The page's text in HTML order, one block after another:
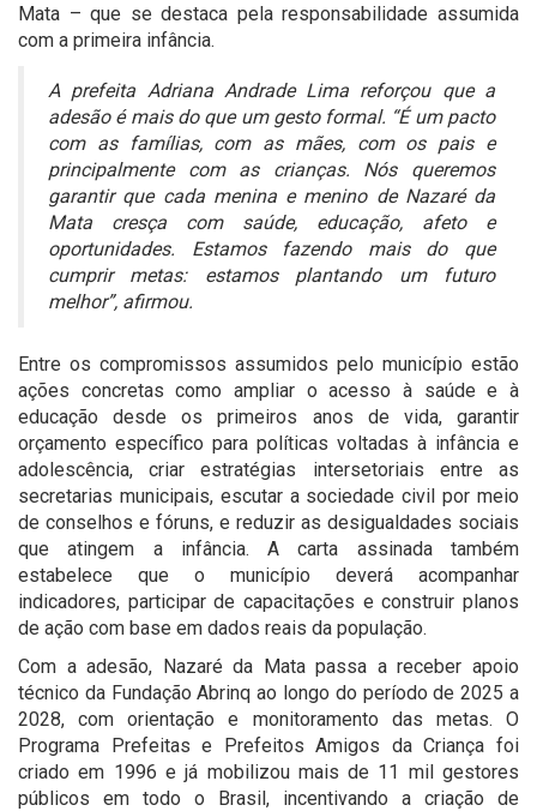
Mata – que se destaca pela responsabilidade assumida
com a primeira infância.
A prefeita Adriana Andrade Lima reforçou que a
adesão é mais do que um gesto formal. “É um pacto
com as famílias, com as mães, com os pais e
principalmente com as crianças. Nós queremos
garantir que cada menina e menino de Nazaré da
Mata cresça com saúde, educação, afeto e
oportunidades. Estamos fazendo mais do que
cumprir metas: estamos plantando um futuro
melhor”, afirmou.
Entre os compromissos assumidos pelo município estão
ações concretas como ampliar o acesso à saúde e à
educação desde os primeiros anos de vida, garantir
orçamento específico para políticas voltadas à infância e
adolescência, criar estratégias intersetoriais entre as
secretarias municipais, escutar a sociedade civil por meio
de conselhos e fóruns, e reduzir as desigualdades sociais
que atingem a infância. A carta assinada também
estabelece que o município deverá acompanhar
indicadores, participar de capacitações e construir planos
de ação com base em dados reais da população.
Com a adesão, Nazaré da Mata passa a receber apoio
técnico da Fundação Abrinq ao longo do período de 2025 a
2028, com orientação e monitoramento das metas. O
Programa Prefeitas e Prefeitos Amigos da Criança foi
criado em 1996 e já mobilizou mais de 11 mil gestores
públicos em todo o Brasil, incentivando a criação de